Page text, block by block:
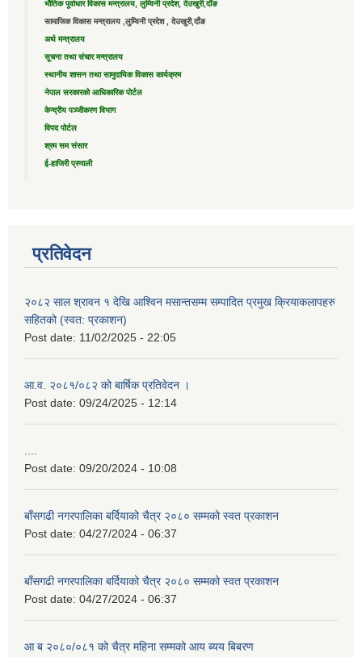
भौतिक पूर्वाधार विकास मन्त्रालय, लुम्विनी प्रदेश, देउखुरी,दाँङ
सामाजिक विकास मन्त्रालय ,लुम्विनी प्रदेश , देउखुरी,दाँङ
अर्थ मन्त्रालय
सूचना तथा संचार मन्त्रालय
स्थानीय शासन तथा सामुदायिक विकास कार्यक्रम
नेपाल सरकारको आधिकारिक पोर्टल
केन्द्रीय पञ्जीकरण विभाग
विपद पोर्टल
श्रम सम संसार
ई-हाजिरी प्रणाली
प्रतिवेदन
२०८२ साल श्रावन १ देखि आश्विन मसान्तसम्म सम्पादित प्रमुख क्रियाकलापहरु
सहितको (स्वत: प्रकाशन)
Post date: 11/02/2025 - 22:05
आ.व. २०८१/०८२ को बार्षिक प्रतिवेदन ।
Post date: 09/24/2025 - 12:14
....
Post date: 09/20/2024 - 10:08
बाँसगढी नगरपालिका बर्दियाको चैत्र २०८० सम्मको स्वत प्रकाशन
Post date: 04/27/2024 - 06:37
बाँसगढी नगरपालिका बर्दियाको चैत्र २०८० सम्मको स्वत प्रकाशन
Post date: 04/27/2024 - 06:37
आ ब २०८०/०८१ को चैत्र महिना सम्मको आय ब्यय बिबरण